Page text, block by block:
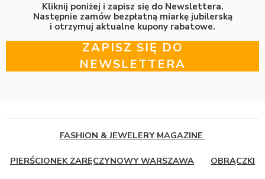
Kliknij poniżej i zapisz się do Newslettera.
Następnie zamów bezpłatną miarkę jubilerską
i otrzymuj aktualne kupony rabatowe.
ZAPISZ SIĘ DO
NEWSLETTERA
FASHION & JEWELERY MAGAZINE
PIERŚCIONEK ZARĘCZYNOWY WARSZAWA OBRĄCZKI